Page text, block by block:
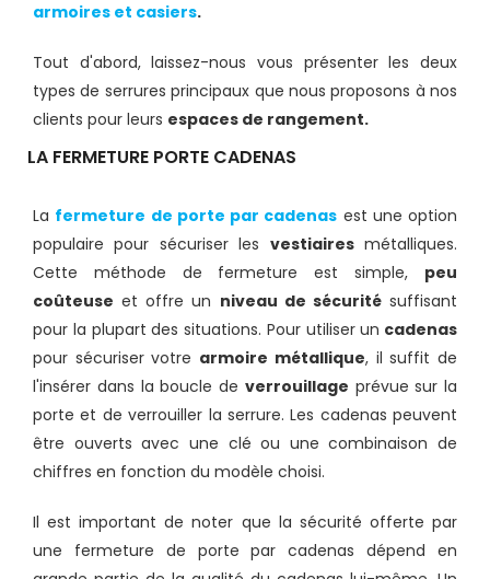
armoires et casiers.
Tout d'abord, laissez-nous vous présenter les deux
types de serrures principaux que nous proposons à nos
clients pour leurs espaces de rangement.
LA FERMETURE PORTE CADENAS
La fermeture de porte par cadenas est une option
populaire pour sécuriser les vestiairesmétalliques.
Cette méthode de fermeture est simple, peu
coûteuse et offre un niveau de sécuritésuffisant
pour la plupart des situations. Pour utiliser un cadenas
pour sécuriser votre armoire métallique, il suffit de
l'insérer dans la boucle de verrouillage prévue sur la
porte et de verrouiller la serrure. Les cadenas peuvent
être ouverts avec une clé ou une combinaison de
chiffres en fonction du modèle choisi.
Il est important de noter que la sécurité offerte par
une fermeture de porte par cadenas dépend en